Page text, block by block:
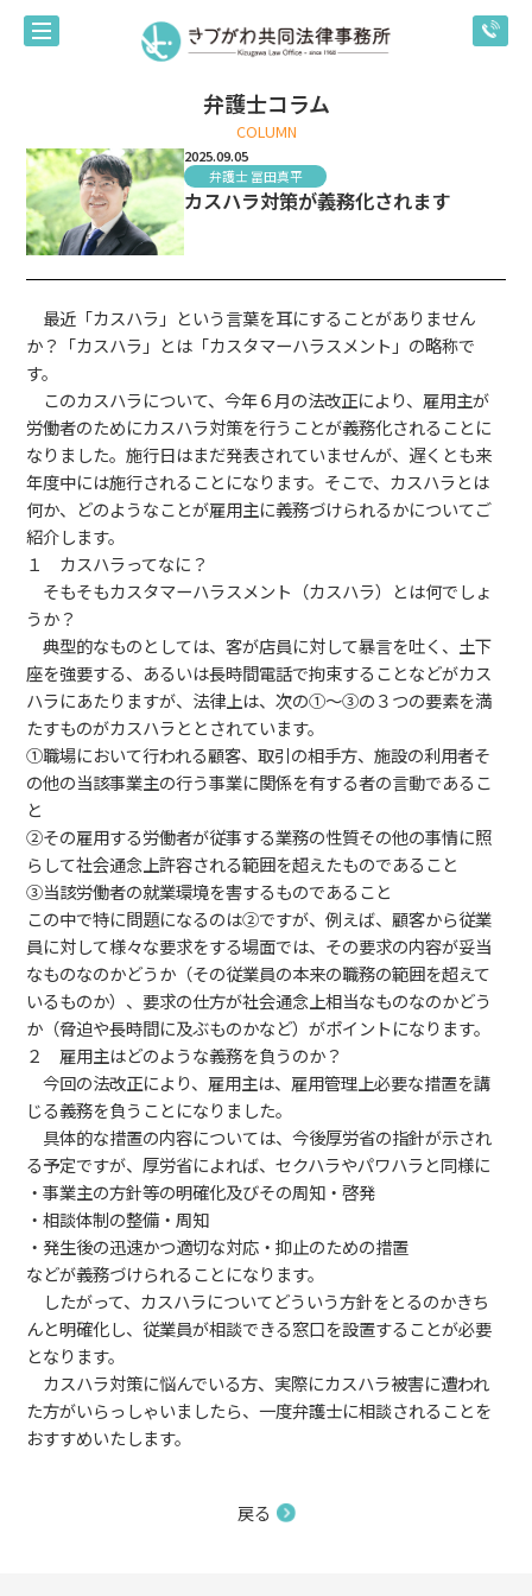
弁護士コラム
COLUMN
2025.09.05
弁護士 冨田真平
カスハラ対策が義務化されます
最近「カスハラ」という言葉を耳にすることがありません
か？「カスハラ」とは「カスタマーハラスメント」の略称で
す。
このカスハラについて、今年６月の法改正により、雇用主が
労働者のためにカスハラ対策を行うことが義務化されることに
なりました。施行日はまだ発表されていませんが、遅くとも来
年度中には施行されることになります。そこで、カスハラとは
何か、どのようなことが雇用主に義務づけられるかについてご
紹介します。
１ カスハラってなに？
そもそもカスタマーハラスメント（カスハラ）とは何でしょ
うか？
典型的なものとしては、客が店員に対して暴言を吐く、土下
座を強要する、あるいは長時間電話で拘束することなどがカス
ハラにあたりますが、法律上は、次の①～③の３つの要素を満
たすものがカスハラととされています。
①職場において行われる顧客、取引の相手方、施設の利用者そ
の他の当該事業主の行う事業に関係を有する者の言動であるこ
と
②その雇用する労働者が従事する業務の性質その他の事情に照
らして社会通念上許容される範囲を超えたものであること
③当該労働者の就業環境を害するものであること
この中で特に問題になるのは②ですが、例えば、顧客から従業
員に対して様々な要求をする場面では、その要求の内容が妥当
なものなのかどうか（その従業員の本来の職務の範囲を超えて
いるものか）、要求の仕方が社会通念上相当なものなのかどう
か（脅迫や長時間に及ぶものかなど）がポイントになります。
２ 雇用主はどのような義務を負うのか？
今回の法改正により、雇用主は、雇用管理上必要な措置を講
じる義務を負うことになりました。
具体的な措置の内容については、今後厚労省の指針が示され
る予定ですが、厚労省によれば、セクハラやパワハラと同様に
・事業主の方針等の明確化及びその周知・啓発
・相談体制の整備・周知
・発生後の迅速かつ適切な対応・抑止のための措置
などが義務づけられることになります。
したがって、カスハラについてどういう方針をとるのかきち
んと明確化し、従業員が相談できる窓口を設置することが必要
となります。
カスハラ対策に悩んでいる方、実際にカスハラ被害に遭われ
た方がいらっしゃいましたら、一度弁護士に相談されることを
おすすめいたします。
戻る